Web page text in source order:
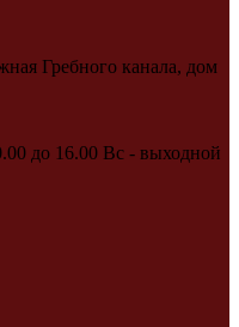
Гребного канала, дом
до 16.00 Вс - выходной